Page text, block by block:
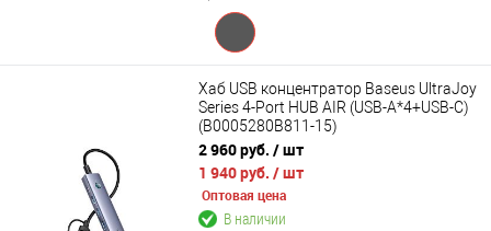
Хаб USB концентратор Baseus UltraJoy
Series 4-Port HUB AIR (USB-A*4+USB-C)
(B0005280B811-15)
2 960 руб. / шт
1 940 руб. / шт
Оптовая цена
В наличии